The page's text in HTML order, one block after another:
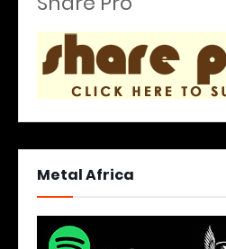
Metal Africa